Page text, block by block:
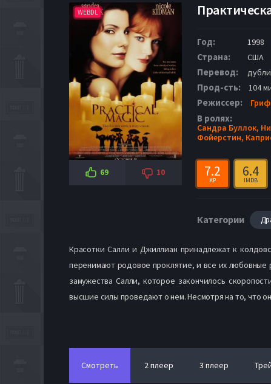
WEBDL
69 10
Год: 1998
Страна: США
Перевод:
Прод-сть: 104
Режиссер:
В ролях:
Сандра Буллок,
Фойерстин,
7.2
KP
6.4
IMDB
Категории
Красотки Салли и Джиллиан принадлежат к
перенимают родовое проклятие, и все их любовные
замужества Салли, которое закончилось
высшие силы проведают о нем. Несмотря на то, что
Смотреть 2 плеер 3 плеер